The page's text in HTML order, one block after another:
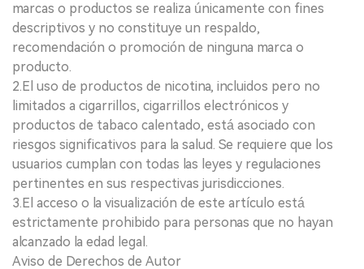
marcas o productos se realiza únicamente con fines
descriptivos y no constituye un respaldo,
recomendación o promoción de ninguna marca o
producto.
2.El uso de productos de nicotina, incluidos pero no
limitados a cigarrillos, cigarrillos electrónicos y
productos de tabaco calentado, está asociado con
riesgos significativos para la salud. Se requiere que los
usuarios cumplan con todas las leyes y regulaciones
pertinentes en sus respectivas jurisdicciones.
3.El acceso o la visualización de este artículo está
estrictamente prohibido para personas que no hayan
alcanzado la edad legal.
Aviso de Derechos de Autor